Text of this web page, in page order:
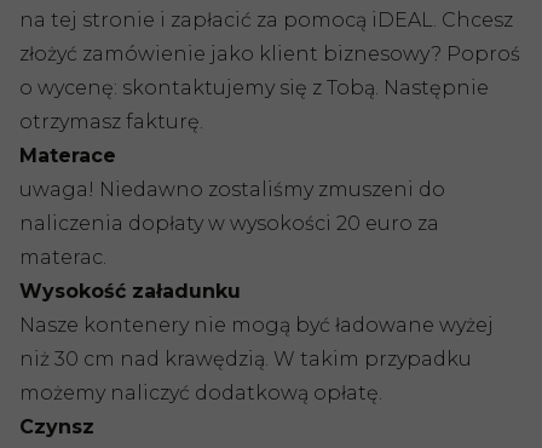
na tej stronie i zapłacić za pomocą iDEAL. Chcesz
złożyć zamówienie jako klient biznesowy? Poproś
o wycenę: skontaktujemy się z Tobą. Następnie
otrzymasz fakturę.
Materace
uwaga! Niedawno zostaliśmy zmuszeni do
naliczenia dopłaty w wysokości 20 euro za
materac.
Wysokość załadunku
Nasze kontenery nie mogą być ładowane wyżej
niż 30 cm nad krawędzią. W takim przypadku
możemy naliczyć dodatkową opłatę.
Czynsz